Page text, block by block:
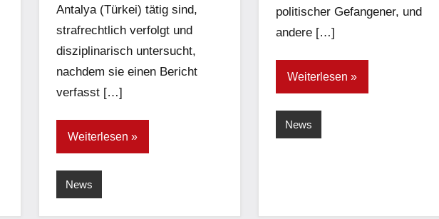
Antalya (Türkei) tätig sind,
strafrechtlich verfolgt und
disziplinarisch untersucht,
nachdem sie einen Bericht
verfasst […]
Weiterlesen
News
politischer Gefangener, und
andere […]
Weiterlesen
News